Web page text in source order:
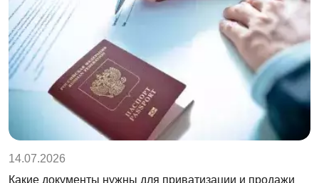
14.07.2026
Какие документы нужны для приватизации и продажи